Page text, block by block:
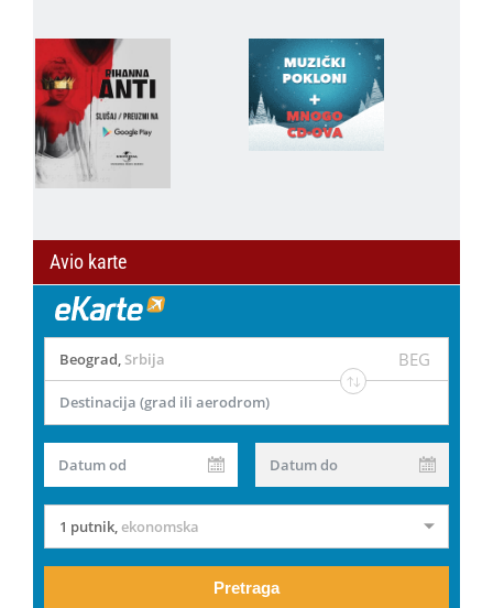
Avio karte
Beograd, Srbija BEG
Destinacija (grad ili aerodrom)
Datum od Datum do
1 putnik,ekonomska
Pretraga